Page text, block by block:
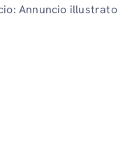
Annuncio illustrato